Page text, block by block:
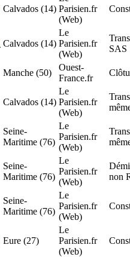
Calvados (14) Parisien.fr
(Web)
Calvados (14)
Le
Parisien.fr
(Web)
SAS
Manche (50)
Ouest-
France.fr
Calvados (14)
Le
Parisien.fr
(Web)
Seine-
Maritime (76)
Le
Parisien.fr
(Web)
Seine-
Maritime (76)
Le
Parisien.fr
(Web)
non
Seine-
Maritime (76)
Le
Parisien.fr
(Web)
Eure (27)
Le
Parisien.fr
(Web)